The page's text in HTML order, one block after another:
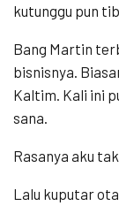
kutunggu pun
Bang Martin
bisnisnya.
Kaltim. Kali ini
sana.
Rasanya aku
Lalu kuputar